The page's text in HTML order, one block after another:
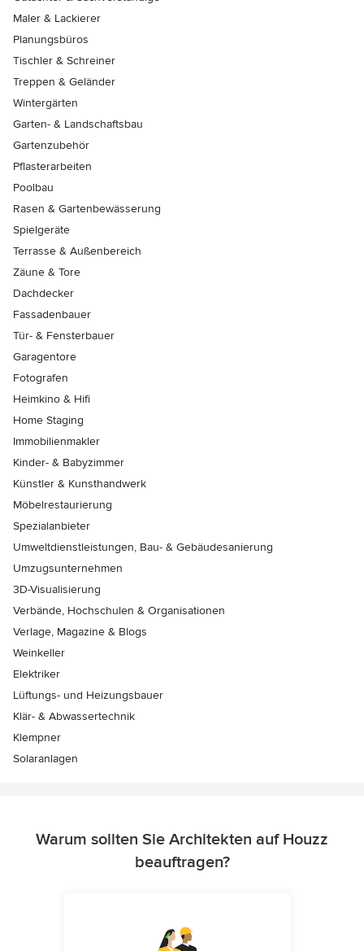
Maler & Lackierer
Planungsbüros
Tischler & Schreiner
Treppen & Geländer
Wintergärten
Garten- & Landschaftsbau
Gartenzubehör
Pflasterarbeiten
Poolbau
Rasen & Gartenbewässerung
Spielgeräte
Terrasse & Außenbereich
Zäune & Tore
Dachdecker
Fassadenbauer
Tür- & Fensterbauer
Garagentore
Fotografen
Heimkino & Hifi
Home Staging
Immobilienmakler
Kinder- & Babyzimmer
Künstler & Kunsthandwerk
Möbelrestaurierung
Spezialanbieter
Umweltdienstleistungen, Bau- & Gebäudesanierung
Umzugsunternehmen
3D-Visualisierung
Verbände, Hochschulen & Organisationen
Verlage, Magazine & Blogs
Weinkeller
Elektriker
Lüftungs- und Heizungsbauer
Klär- & Abwassertechnik
Klempner
Solaranlagen
Warum sollten Sie Architekten auf Houzz
beauftragen?